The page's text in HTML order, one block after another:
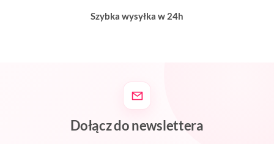
Szybka wysyłka w 24h
Dołącz do newslettera